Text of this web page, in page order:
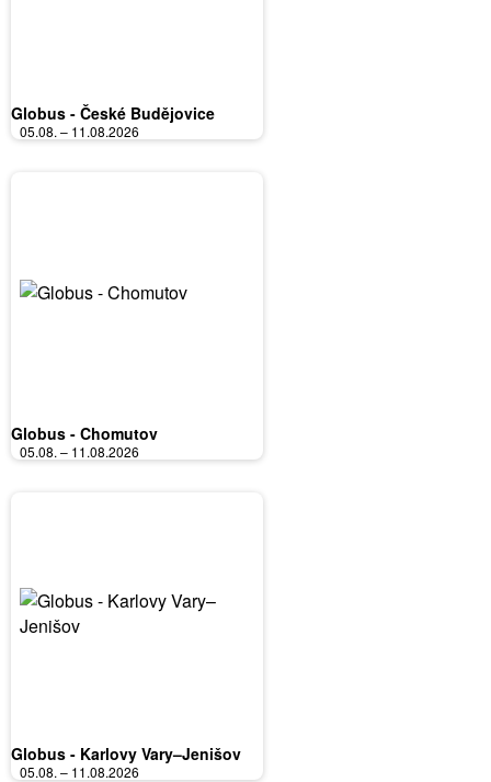
Globus - České Budějovice
05.08. – 11.08.2026
Globus - Chomutov
05.08. – 11.08.2026
Globus - Karlovy Vary–Jenišov
05.08. – 11.08.2026